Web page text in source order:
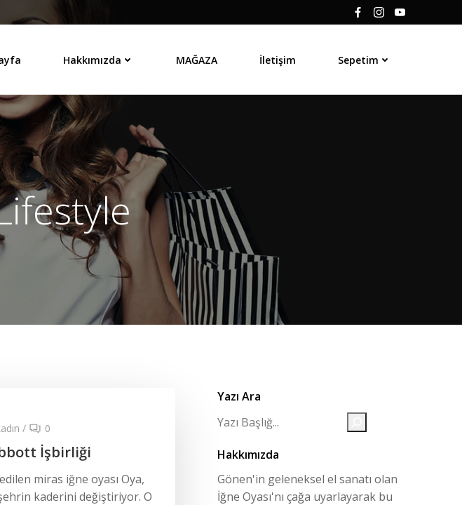
Hakkımızda MAĞAZA İletişim Sepetim
/ 0
İşbirliği
miras iğne oyası Oya,
kaderini değiştiriyor. O
Yazı Ara
Search
Hakkımızda
Gönen'in geleneksel el sanatı olan
İğne Oyası'nı çağa uyarlayarak bu